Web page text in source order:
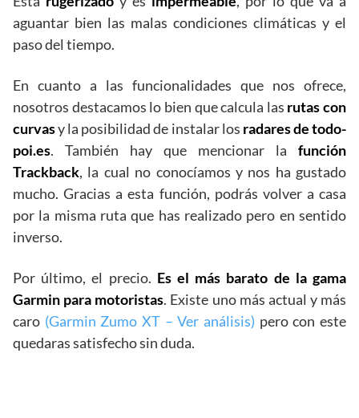
aguantar bien las malas condiciones climáticas y el
paso del tiempo.
En cuanto a las funcionalidades que nos ofrece,
nosotros destacamos lo bien que calcula las rutas con
curvasy la posibilidad de instalar los radaresde todo-
poi.es. También hay que mencionar la función
Trackback, la cual no conocíamos y nos ha gustado
mucho. Gracias a esta función, podrás volver a casa
por la misma ruta que has realizado pero en sentido
inverso.
Por último, el precio. Es el más barato de la gama
Garmin para motoristas. Existe uno más actual y más
caro (Garmin Zumo XT – Ver análisis) pero con este
quedaras satisfecho sin duda.